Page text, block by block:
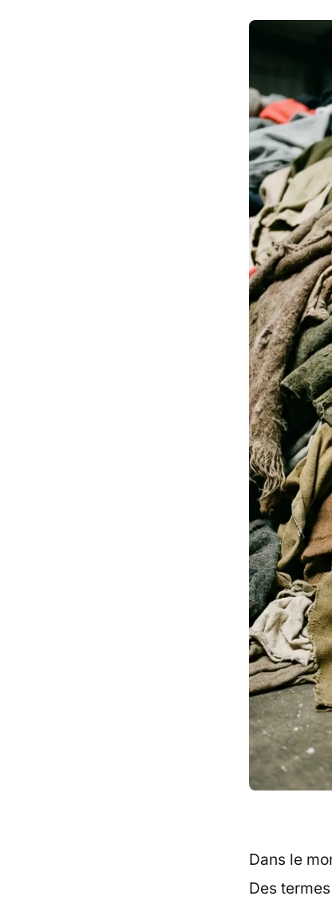
Dans le
Des